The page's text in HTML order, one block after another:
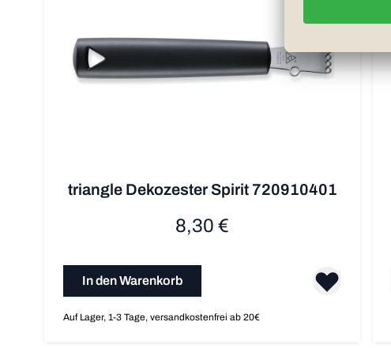
triangle Dekozester Spirit 720910401
8,30 €
In den Warenkorb
Auf Lager, 1-3 Tage, versandkostenfrei ab 20€